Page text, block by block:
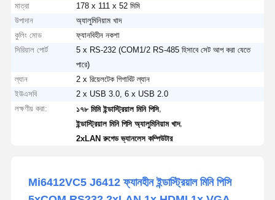
মাত্রা
178 x 111 x 52 মিমি
উপাদান
অ্যালুমিনিয়াম খাদ
কুলিং মোড
ফ্যানবিহীন নকশা
সিরিয়াল পোর্ট
5 x RS-232 (COM1/2 RS-485 হিসাবে সেট আপ করা যেতে
পারে)
ল্যান
2 x রিয়েলটেক গিগাবিট ল্যান
ইউএসবি
2 x USB 3.0, 6 x USB 2.0
লক্ষণীয় করা:
১৭৮ মিমি ইন্ডাস্ট্রিয়াল মিনি পিসি,
ইন্ডাস্ট্রিয়াল মিনি পিসি অ্যালুমিনিয়াম খাদ,
2xLAN রুগেড ভ্যানলেস কম্পিউটার
Mi6412VC5 J6412 ফ্যানহীন ইন্ডাস্ট্রিয়াল মিনি পিসি